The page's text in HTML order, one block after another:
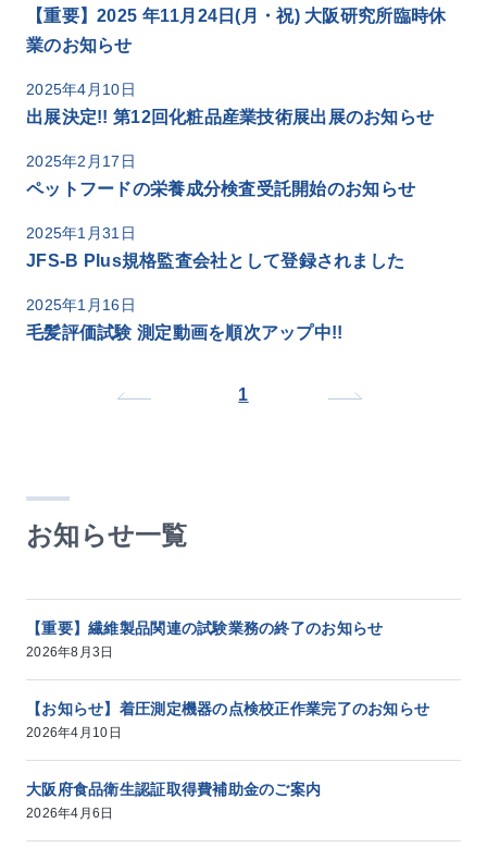
【重要】2025 年11月24日(月・祝) 大阪研究所臨時休
業のお知らせ
2025年4月10日
出展決定!! 第12回化粧品産業技術展出展のお知らせ
2025年2月17日
ペットフードの栄養成分検査受託開始のお知らせ
2025年1月31日
JFS-B Plus規格監査会社として登録されました
2025年1月16日
毛髪評価試験 測定動画を順次アップ中!!
1
お知らせ一覧
【重要】繊維製品関連の試験業務の終了のお知らせ
2026年8月3日
【お知らせ】着圧測定機器の点検校正作業完了のお知らせ
2026年4月10日
大阪府食品衛生認証取得費補助金のご案内
2026年4月6日